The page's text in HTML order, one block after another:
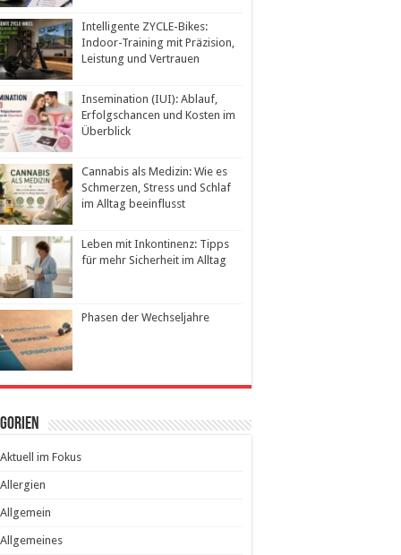
Intelligente ZYCLE-Bikes:
Indoor-Training mit Präzision,
Leistung und Vertrauen
Insemination (IUI): Ablauf,
Erfolgschancen und Kosten im
Überblick
Cannabis als Medizin: Wie es
Schmerzen, Stress und Schlaf
im Alltag beeinflusst
Leben mit Inkontinenz: Tipps
für mehr Sicherheit im Alltag
Phasen der Wechseljahre
Aktuell im Fokus
Allergien
Allgemein
Allgemeines